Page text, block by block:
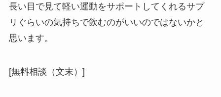
長い目で見て軽い運動をサポートしてくれるサプ
リぐらいの気持ちで飲むのがいいのではないかと
思います。
[無料相談（文末）]